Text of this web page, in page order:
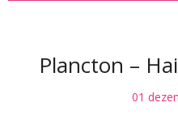
Plancton –
01